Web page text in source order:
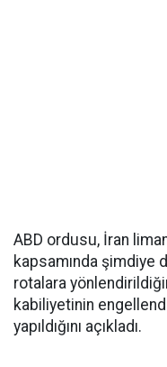
ABD ordusu, İran
kapsamında şimdiye
rotalara
kabiliyetinin
yapıldığını açıkladı.